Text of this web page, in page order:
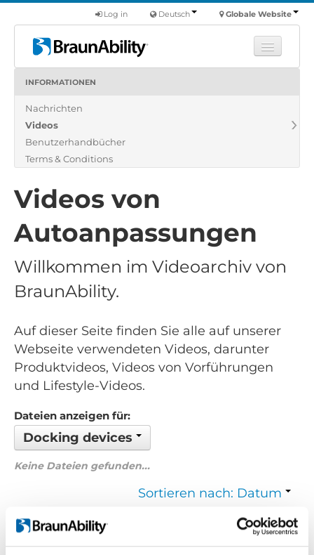
Globale Website
Deutsch
Log in
Produkte
Über uns
Finde einen Händler
INFORMATIONEN
Nachrichten
Videos
Benutzerhandbücher
Terms & Conditions
Videos von
Autoanpassungen
Willkommen im Videoarchiv von
BraunAbility.
Auf dieser Seite finden Sie alle auf unserer
Webseite verwendeten Videos, darunter
Produktvideos, Videos von Vorführungen
und Lifestyle-Videos.
Dateien anzeigen für:
Docking devices
Keine Dateien gefunden...
Sortieren nach: Datum
Zurück